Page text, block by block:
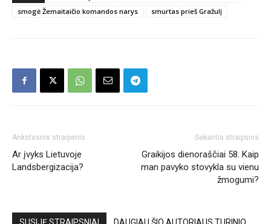
smogė Žemaitaičio komandos narys
smurtas prieš Gražulį
Ankstesnis straipsnis
Ar įvyks Lietuvoje
Landsbergizacija?
Sekantis straipsnis
Graikijos dienoraščiai 58. Kaip
man pavyko stovykla su vienu
žmogumi?